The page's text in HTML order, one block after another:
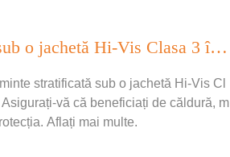
Ce straturi sunt cele mai potrivite sub o jachetă Hi-Vis Clasa 3 în timpul iernii?
stratificată sub o jachetă Hi-Vis Cl
vă că beneficiați de căldură, m
Aflați mai multe.